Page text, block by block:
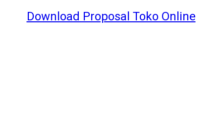
Download Proposal Toko Online